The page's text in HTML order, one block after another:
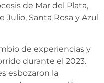
de Mar del Plata,
Julio, Santa Rosa y Azul
de experiencias y
durante el 2023.
esbozaron la